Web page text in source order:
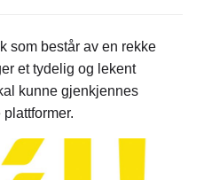
som består av en rekke
et tydelig og lekent
kunne gjenkjennes